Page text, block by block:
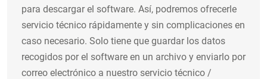
para descargar el software. Así, podremos ofrecerle
servicio técnico rápidamente y sin complicaciones en
caso necesario. Solo tiene que guardar los datos
recogidos por el software en un archivo y enviarlo por
correo electrónico a nuestro servicio técnico /